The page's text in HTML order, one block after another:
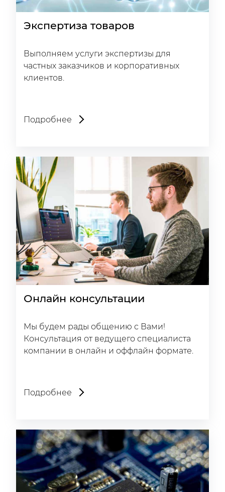
Экспертиза товаров
Выполняем услуги экспертизы для
частных заказчиков и корпоративных
клиентов.
Подробнее
Онлайн консультации
Мы будем рады общению с Вами!
Консультация от ведущего специалиста
компании в онлайн и оффлайн формате.
Подробнее